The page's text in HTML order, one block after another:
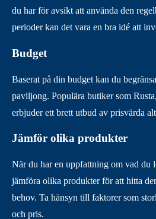
du har för avsikt att använda den
perioder kan det vara en bra idé att
Budget
Baserat på din budget kan du
paviljong. Populära butiker som
erbjuder ett brett utbud av prisvärda
Jämför olika produkter
När du har en uppfattning om vad du
jämföra olika produkter för att hitta
behov. Ta hänsyn till faktorer som
och pris.